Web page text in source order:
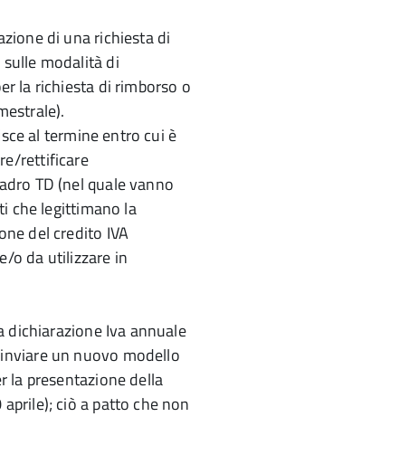
di una richiesta di
modalità di
la richiesta di rimborso o
al termine entro cui è
rettificare
TD (nel quale vanno
che legittimano la
del credito IVA
o da utilizzare in
dichiarazione Iva annuale
un nuovo modello
la presentazione della
ciò a patto che non